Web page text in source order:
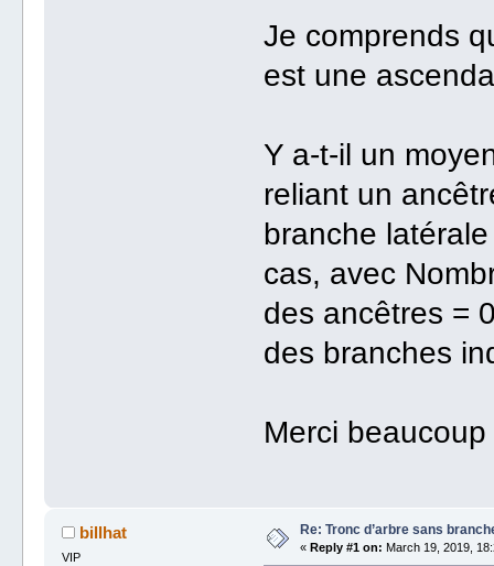
Je comprends
est une
Y a-t-il un
reliant un
branche
cas, avec
des ancêtres =
des branches
Merci beaucoup
billhat
VIP
Re: Tronc d’arbre sans
« Reply #1 on: March 19, 2019,